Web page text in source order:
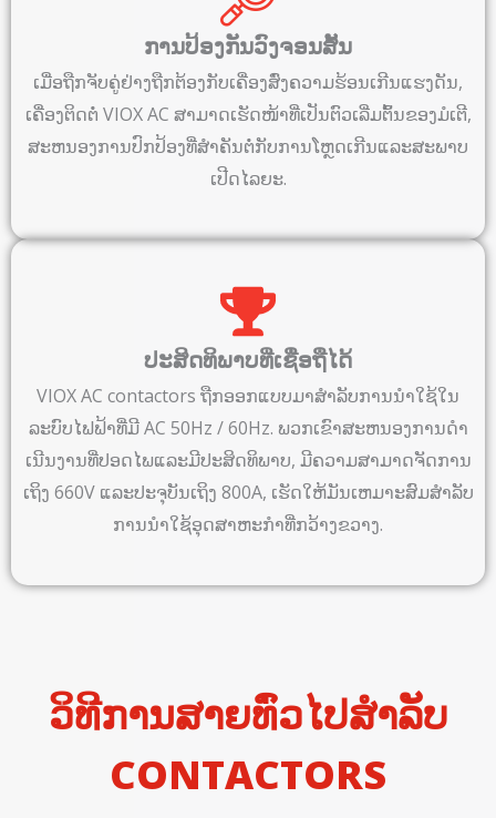
ການປ້ອງກັນວົງຈອນສັ້ນ
ເມື່ອຖືກຈັບຄູ່ຢ່າງຖືກຕ້ອງກັບເຄື່ອງສົ່ງຄວາມຮ້ອນເກີນແຮງດັນ,
ເຄື່ອງຕິດຕໍ່ VIOX AC ສາມາດເຮັດໜ້າທີ່ເປັນຕົວເລີ່ມຕົ້ນຂອງມໍເຕີ,
ສະຫນອງການປົກປ້ອງທີ່ສໍາຄັນຕໍ່ກັບການໂຫຼດເກີນແລະສະພາບ
ເປີດໄລຍະ.
ປະສິດທິພາບທີ່ເຊື່ອຖືໄດ້
VIOX AC contactors ຖືກອອກແບບມາສໍາລັບການນໍາໃຊ້ໃນ
ລະບົບໄຟຟ້າທີ່ມີ AC 50Hz / 60Hz. ພວກເຂົາສະຫນອງການດໍາ
ເນີນງານທີ່ປອດໄພແລະມີປະສິດທິພາບ, ມີຄວາມສາມາດຈັດການ
ເຖິງ 660V ແລະປະຈຸບັນເຖິງ 800A, ເຮັດໃຫ້ມັນເຫມາະສົມສໍາລັບ
ການນໍາໃຊ້ອຸດສາຫະກໍາທີ່ກວ້າງຂວາງ.
ວິທີການສາຍທົ່ວໄປສໍາລັບ
CONTACTORS